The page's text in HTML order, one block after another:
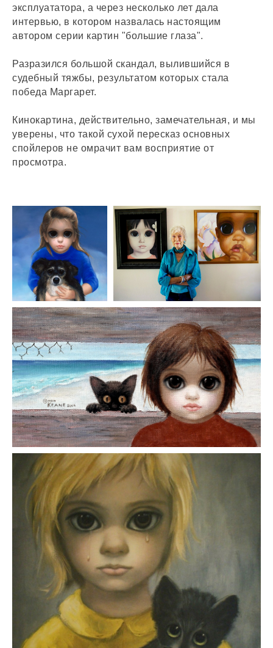
эксплуататора, а через несколько лет дала
интервью, в котором назвалась настоящим
автором серии картин "большие глаза".
Разразился большой скандал, вылившийся в
судебный тяжбы, результатом которых стала
победа Маргарет.
Кинокартина, действительно, замечательная, и мы
уверены, что такой сухой пересказ основных
спойлеров не омрачит вам восприятие от
просмотра.